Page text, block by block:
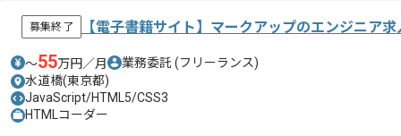
募集終了 【電子書籍サイト】マークアップのエンジニア
〜55万円／月 業務委託 (フリーランス)
水道橋(東京都)
JavaScript/HTML5/CSS3
HTMLコーダー